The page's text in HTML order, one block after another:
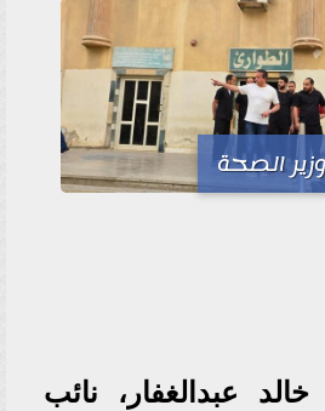
وزير الصحة
خالد عبدالغفار، نائب